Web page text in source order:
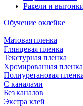
Ракели и выгонки
Обучение оклейке
Матовая пленка
Глянцевая пленка
Текстурная пленка
Хромированная пленка
Полиуретановая пленка
С каналами
Без каналов
Экстра клей